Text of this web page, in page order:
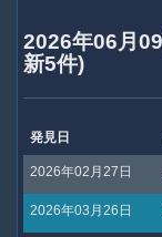
2026年06月
新5件)
発見日
2026年02月27日
2026年03月26日